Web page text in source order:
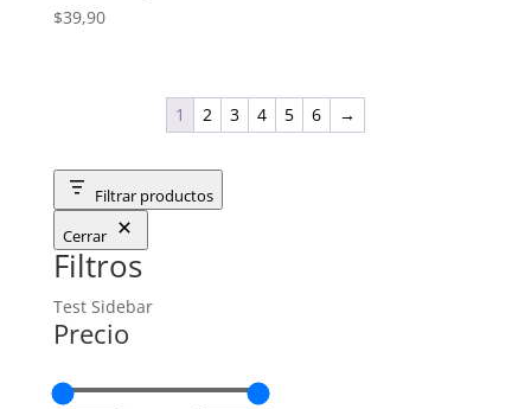
$39,90
1 2 3 4 5 6 →
Filtrar productos
Cerrar
Filtros
Test Sidebar
Precio